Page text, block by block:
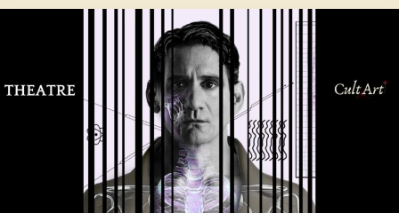
Δίκη